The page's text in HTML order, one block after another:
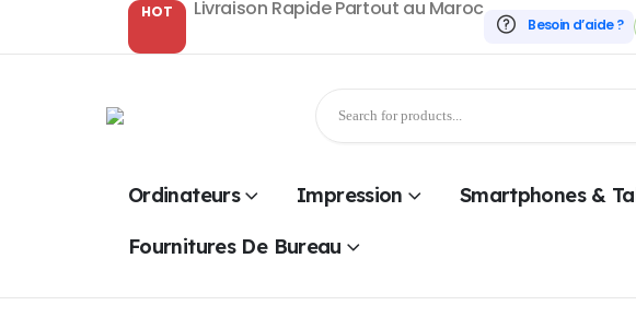
HOT Livraison Rapide Partout au Maroc
Besoin d’aide ?
Ordinateurs Impression Smartphones &
Fournitures De Bureau